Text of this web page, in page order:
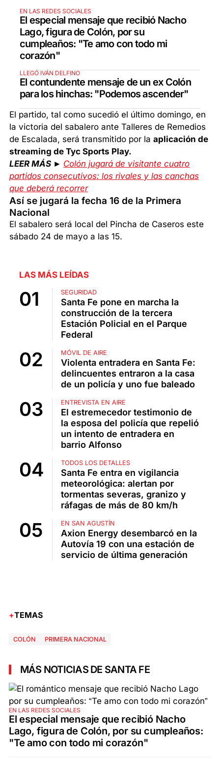
EN LAS REDES SOCIALES
El especial mensaje que recibió Nacho
Lago, figura de Colón, por su
cumpleaños: "Te amo con todo mi
corazón"
LLEGÓ IVÁN DELFINO
El contundente mensaje de un ex Colón
para los hinchas: "Podemos ascender"
El partido, tal como sucedió el último domingo, en
la victoria del sabalero ante Talleres de Remedios
de Escalada, será transmitido por laaplicación de
streaming de Tyc Sports Play.
LEER MÁS ► Colón jugará de visitante cuatro
partidos consecutivos: los rivales y las canchas
que deberá recorrer
Así se jugará la fecha 16 de la Primera
Nacional
El sabalero será local del Pincha de Caseros este
sábado 24 de mayo a las 15.
LAS MÁS LEÍDAS
SEGURIDAD
Santa Fe pone en marcha la
construcción de la tercera
Estación Policial en el Parque
Federal
MÓVIL DE AIRE
Violenta entradera en Santa Fe:
delincuentes entraron a la casa
de un policía y uno fue baleado
ENTREVISTA EN AIRE
El estremecedor testimonio de
la esposa del policía que repelió
un intento de entradera en
barrio Alfonso
TODOS LOS DETALLES
Santa Fe entra en vigilancia
meteorológica: alertan por
tormentas severas, granizo y
ráfagas de más de 80 km/h
EN SAN AGUSTÍN
Axion Energy desembarcó en la
Autovía 19 con una estación de
servicio de última generación
TEMAS
COLÓN PRIMERA NACIONAL
MÁS NOTICIAS DE SANTA FE
EN LAS REDES SOCIALES
El especial mensaje que recibió Nacho
Lago, figura de Colón, por su cumpleaños:
"Te amo con todo mi corazón"